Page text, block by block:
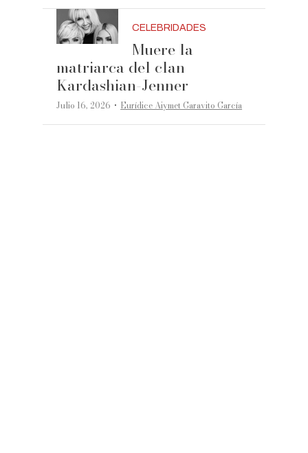
CELEBRIDADES
Muere la
matriarca del clan
Kardashian-Jenner
Julio 16, 2026 ·Eurídice Aiymet Garavito García